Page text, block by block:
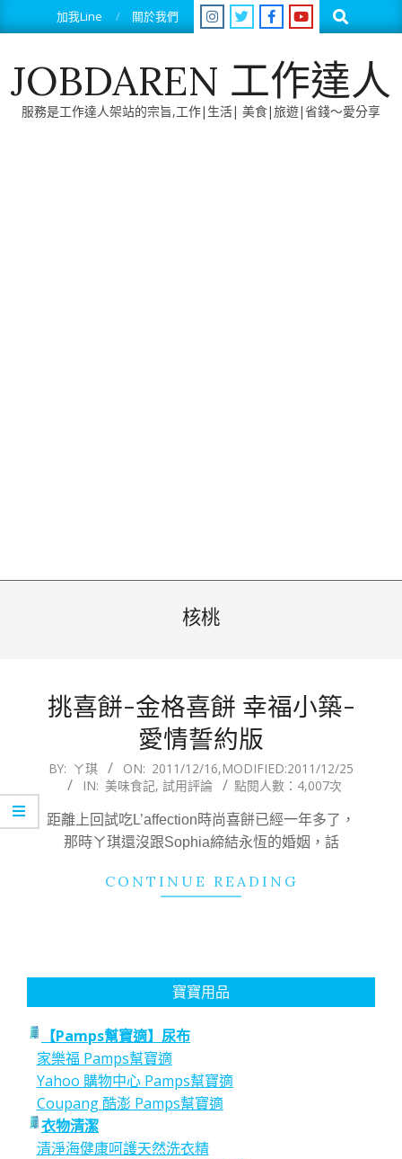
to
加我Line 關於我們 Search
JOBDAREN 工作達人
服務是工作達人架站的宗旨,工作|生活| 美食|旅遊|省錢～愛分享
核桃
挑喜餅-金格喜餅 幸福小築-
愛情誓約版
2011-
16
BY: ㄚ琪 ON: 2011/12/16,MODIFIED:2011/12/25
IN: 美味食記, 試用評論 點閱人數：4,007次
距離上回試吃L’affection時尚喜餅已經一年多了，
那時ㄚ琪還沒跟Sophia締結永恆的婚姻，話
CONTINUE READING
寶寶用品
【Pamps幫寶適】尿布
家樂福 Pamps幫寶適
Yahoo 購物中心 Pamps幫寶適
Coupang 酷澎 Pamps幫寶適
衣物清潔
清淨海健康呵護天然洗衣精